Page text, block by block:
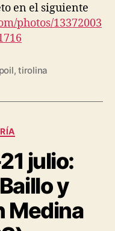
en el siguiente
photos/13372003
,tirolina
julio:
y
Medina